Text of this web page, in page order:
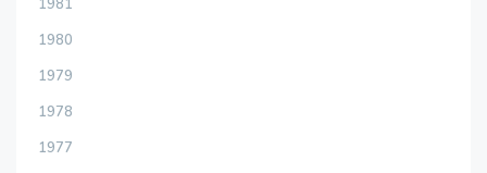
1981
1980
1979
1978
1977